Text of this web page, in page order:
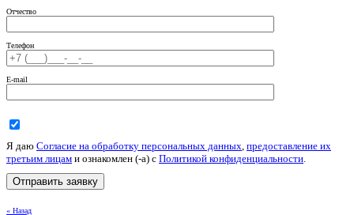
Телефон
E-mail
Я даю
третьим лицами ознакомлен (-а) cПолитикой конфиденциальности.